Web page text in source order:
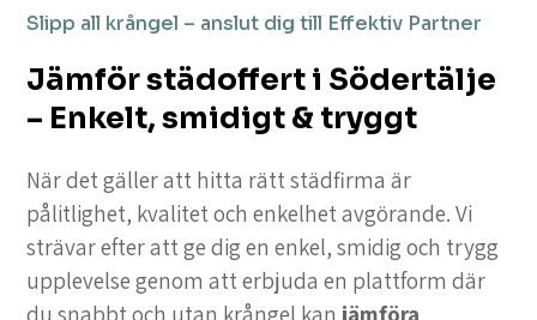
Slipp all krångel – anslut dig till Effektiv Partner
Jämför städoffert i Södertälje
– Enkelt, smidigt & tryggt
När det gäller att hitta rätt städfirma är
pålitlighet, kvalitet och enkelhet avgörande. Vi
strävar efter att ge dig en enkel, smidig och trygg
upplevelse genom att erbjuda en plattform där
du snabbt och utan krångel kan jämföra